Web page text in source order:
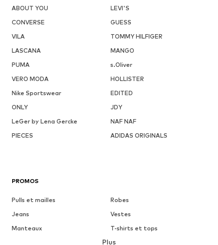
ABOUT YOU
LEVI'S
CONVERSE
GUESS
VILA
TOMMY HILFIGER
LASCANA
MANGO
PUMA
s.Oliver
VERO MODA
HOLLISTER
Nike Sportswear
EDITED
ONLY
JDY
LeGer by Lena Gercke
NAF NAF
PIECES
ADIDAS ORIGINALS
PROMOS
Pulls et mailles
Robes
Jeans
Vestes
Manteaux
T-shirts et tops
Lingerie
Plus